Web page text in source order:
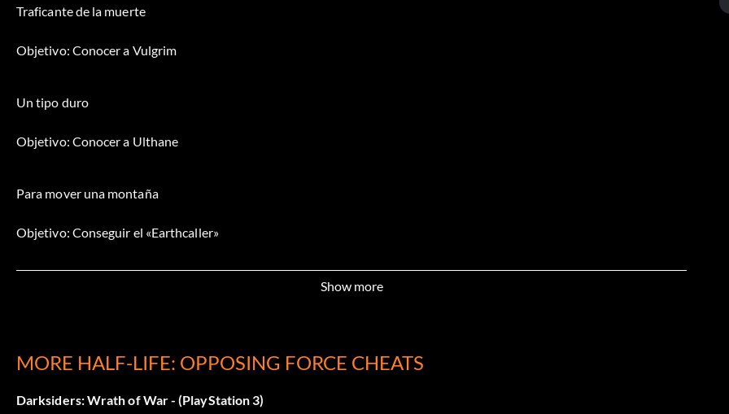
Traficante de la muerte
Objetivo: Conocer a Vulgrim
Un tipo duro
Objetivo: Conocer a Ulthane
Para mover una montaña
Objetivo: Conseguir el «Earthcaller»
Acércate y toca a alguien
Show more
MORE HALF-LIFE: OPPOSING FORCE CHEATS
Darksiders: Wrath of War - (PlayStation 3)